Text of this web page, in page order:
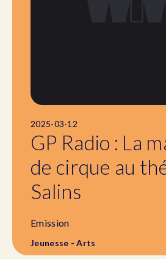
2025-03-12
GP Radio : La
de cirque au
Salins
Emission
Jeunesse - Arts